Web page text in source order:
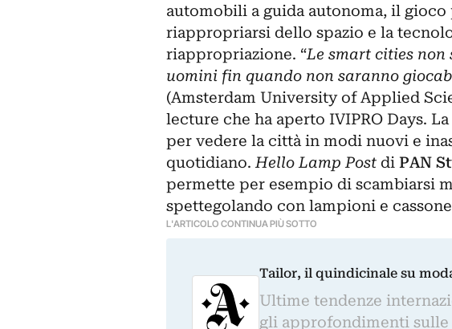
automobili a guida autonoma, il
riappropriarsi dello spazio e la
riappropriazione. “Le smart cities
uomini fin quando non saranno
(Amsterdam University of Applied
lecture che ha aperto IVIPRO Days.
per vedere la città in modi nuovi e
quotidiano.Hello Lamp Post di PAN
permette per esempio di scambiarsi
spettegolando con lampioni e
L'ARTICOLO CONTINUA PIÙ SOTTO
Tailor, il quindicinale su
Ultime tendenze
gli approfondimenti sulle